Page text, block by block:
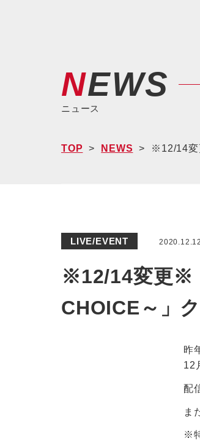
NEWS
ニュース
TOP NEWS ※12/14変
LIVE/EVENT 2020.12.12
※12/14変更※
CHOICE～」
昨
12
配
ま
※